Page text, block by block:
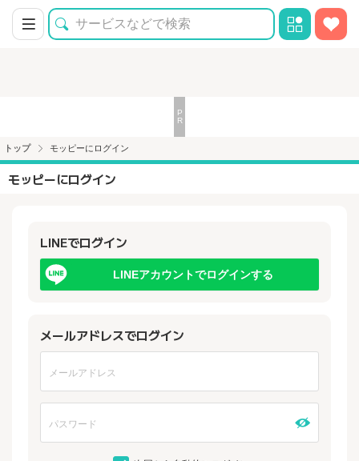
トップ モッピーにログイン
モッピーにログイン
LINEでログイン
LINEアカウントでログインする
メールアドレスでログイン